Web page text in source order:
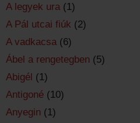
A legyek ura (1)
A Pál utcai fiúk (2)
A vadkacsa (6)
Ábel a rengetegben (5)
Abigél (1)
Antigoné (10)
Anyegin (1)